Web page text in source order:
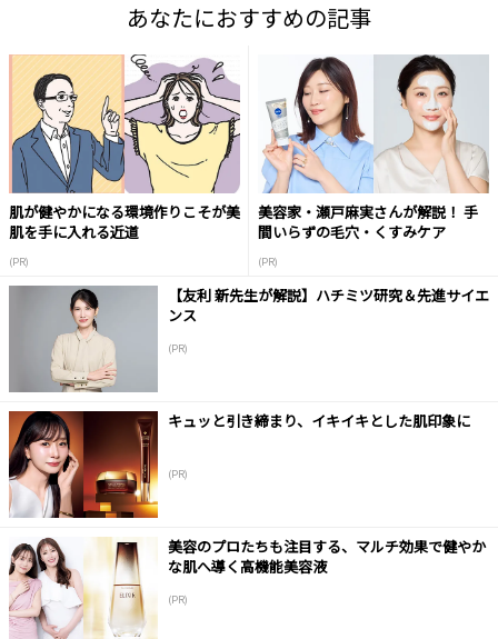
あなたにおすすめの記事
肌が健やかになる環境作りこそが美
肌を手に入れる近道
(PR)
美容家・瀬戸麻実さんが解説！ 手
間いらずの毛穴・くすみケア
(PR)
【友利 新先生が解説】ハチミツ研究＆先進サイエ
ンス
(PR)
キュッと引き締まり、イキイキとした肌印象に
(PR)
美容のプロたちも注目する、マルチ効果で健やか
な肌へ導く高機能美容液
(PR)